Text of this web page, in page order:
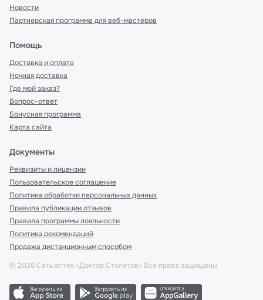
Новости
Партнерская программа для веб-мастеров
Помощь
Доставка и оплата
Ночная доставка
Где мой заказ?
Вопрос-ответ
Бонусная программа
Карта сайта
Документы
Реквизиты и лицензии
Пользовательское соглашение
Политика обработки персональных данных
Правила публикации отзывов
Правила программы лояльности
Политика рекомендаций
Продажа дистанционным способом
© 2026 Сеть аптек «Доктор Столетов» Все права защищены